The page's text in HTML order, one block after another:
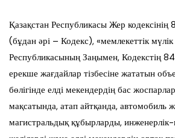
Қазақстан Республикасы Жер
(бұдан әрі – Кодекс), «мемлекеттік
Республикасының Заңымен, Кодекстің
ерекше жағдайлар тізбесіне жататын
бөлігінде елді мекендердің бас
мақсатында, атап айтқанда, автомобиль
магистральдық құбырларды,